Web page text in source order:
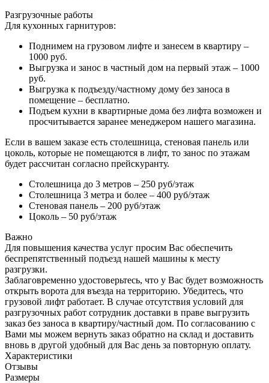
Разгрузочные работы
Для кухонных гарнитуров:
Поднимем на грузовом лифте и занесем в квартиру –
1000 руб.
Выгрузка и занос в частный дом на первый этаж – 1000
руб.
Выгрузка к подъезду/частному дому без заноса в
помещение – бесплатно.
Подъем кухни в квартирные дома без лифта возможен и
просчитывается заранее менеджером нашего магазина.
Если в вашем заказе есть столешница, стеновая панель или
цоколь, которые не помещаются в лифт, то занос по этажам
будет рассчитан согласно прейскуранту.
Столешница до 3 метров – 250 руб/этаж
Столешница 3 метра и более – 400 руб/этаж
Стеновая панель – 200 руб/этаж
Цоколь – 50 руб/этаж
Важно
Для повышения качества услуг просим Вас обеспечить
беспрепятственный подъезд нашей машины к месту
разгрузки.
Заблаговременно удостоверьтесь, что у Вас будет возможность
открыть ворота для въезда на территорию. Убедитесь, что
грузовой лифт работает. В случае отсутствия условий для
разгрузочных работ сотрудник доставки в праве выгрузить
заказ без заноса в квартиру/частный дом. По согласованию с
Вами мы можем вернуть заказ обратно на склад и доставить
вновь в другой удобный для Вас день за повторную оплату.
Характеристики
Отзывы
Размеры